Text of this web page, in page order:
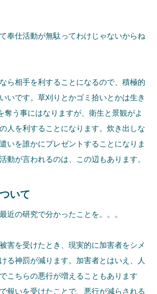
奉仕活動が無駄ってわけじゃないからね
ら相手を利することになるので、積極的
いです。草刈りとかゴミ拾いとかは生き
奪う事にはなりますが、衛生と景観がよ
人を利することになります。炊き出しな
いを誰かにプレゼントすることになりま
動が言われるのは、この辺もあります。
いて
近の研究で分かったことを。。。
害を受けたとき、現実的に加害者をシメ
る神罰が減ります。加害者とはいえ、人
こちらの悪行が増えることもあります
報いを受けたことで、悪行が減らされる